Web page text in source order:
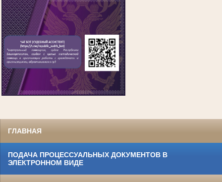
ГЛАВНАЯ
ПОДАЧА ПРОЦЕССУАЛЬНЫХ ДОКУМЕНТОВ В
ЭЛЕКТРОННОМ ВИДЕ